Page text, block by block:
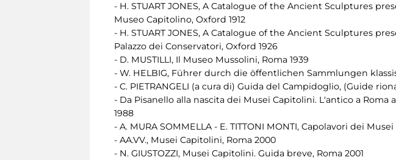
- H. STUART JONES, A Catalogue of the Ancient Sculptures
Museo Capitolino, Oxford 1912
- H. STUART JONES, A Catalogue of the Ancient Sculptures
Palazzo dei Conservatori, Oxford 1926
- D. MUSTILLI, Il Museo Mussolini, Roma 1939
- W. HELBIG, Führer durch die öffentlichen Sammlungen
- C. PIETRANGELI (a cura di) Guida del Campidoglio, (Guide
- Da Pisanello alla nascita dei Musei Capitolini. L'antico a
1988
- A. MURA SOMMELLA - E. TITTONI MONTI, Capolavori dei
- AA.VV., Musei Capitolini, Roma 2000
- N. GIUSTOZZI, Musei Capitolini. Guida breve, Roma 2001